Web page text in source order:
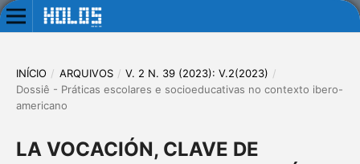
INÍCIO / ARQUIVOS / V. 2 N. 39 (2023): V.2(2023) /
Dossiê - Práticas escolares e socioeducativas no contexto ibero-
americano
LA VOCACIÓN, CLAVE DE